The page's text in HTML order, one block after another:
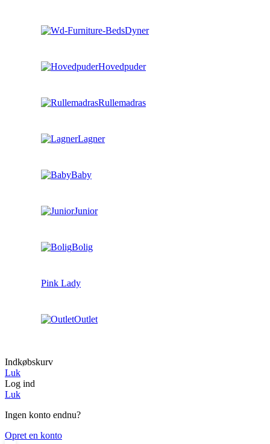
Dyner
Hovedpuder
Rullemadras
Lagner
Baby
Junior
Bolig
Pink Lady
Outlet
Indkøbskurv
Luk
Log ind
Luk
Ingen konto endnu?
Opret en konto